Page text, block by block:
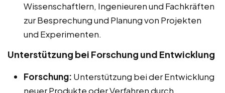
Wissenschaftlern, Ingenieuren und Fachkräften
zur Besprechung und Planung von Projekten
und Experimenten.
Unterstützung bei Forschung und Entwicklung
Forschung: Unterstützung bei der Entwicklung
neuer Produkte oder Verfahren durch